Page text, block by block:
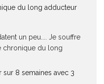
du long adducteur
un peu.... Je souffre
chronique du long
sur 8 semaines avec 3